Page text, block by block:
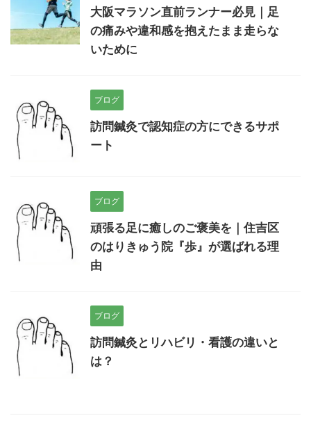
大阪マラソン直前ランナー必見｜足
の痛みや違和感を抱えたまま走らな
いために
ブログ
訪問鍼灸で認知症の方にできるサポ
ート
ブログ
頑張る足に癒しのご褒美を｜住吉区
のはりきゅう院『歩』が選ばれる理
由
ブログ
訪問鍼灸とリハビリ・看護の違いと
は？